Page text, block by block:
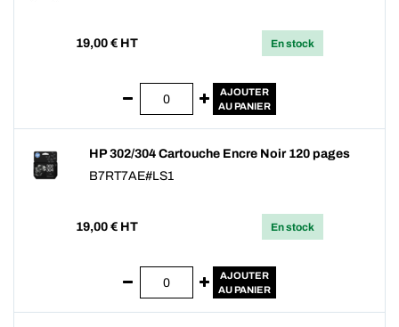
19,00 € HT En stock
AJOUTER
AU PANIER
HP 302/304 Cartouche Encre Noir 120 pages
B7RT7AE#LS1
19,00 € HT En stock
AJOUTER
AU PANIER